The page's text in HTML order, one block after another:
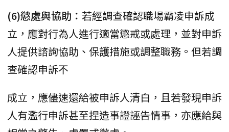
(6)懲處與協助： 若經調查確認職場霸凌申訴成
立，應對行為人進行適當懲戒或處理，並對申訴
人提供諮詢協助、保護措施或調整職務。但若調
查確認申訴不
成立，應儘速還給被申訴人清白，且若發現申訴
人有濫行申訴甚至捏造事證誣告情事，亦應給與